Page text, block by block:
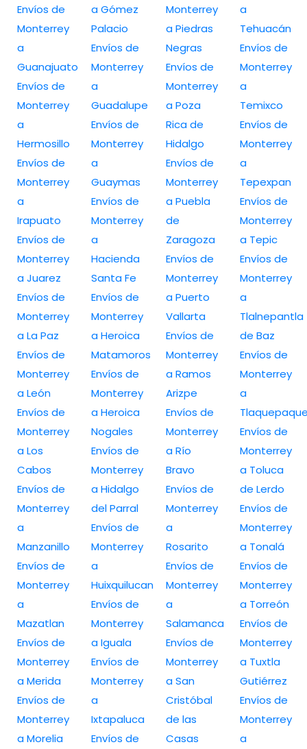
Envíos de
Monterrey
a
Guanajuato
Envíos de
Monterrey
a
Hermosillo
Envíos de
Monterrey
a
Irapuato
Envíos de
Monterrey
a Juarez
Envíos de
Monterrey
a La Paz
Envíos de
Monterrey
a León
Envíos de
Monterrey
a Los
Cabos
Envíos de
Monterrey
a
Manzanillo
Envíos de
Monterrey
a
Mazatlan
Envíos de
Monterrey
a Merida
Envíos de
Monterrey
a Morelia
a Gómez
Palacio
Envíos de
Monterrey
a
Guadalupe
Envíos de
Monterrey
a
Guaymas
Envíos de
Monterrey
a
Hacienda
Santa Fe
Envíos de
Monterrey
a Heroica
Matamoros
Envíos de
Monterrey
a Heroica
Nogales
Envíos de
Monterrey
a Hidalgo
del Parral
Envíos de
Monterrey
a
Huixquilucan
Envíos de
Monterrey
a Iguala
Envíos de
Monterrey
a
Ixtapaluca
Envíos de
Monterrey
a Piedras
Negras
Envíos de
Monterrey
a Poza
Rica de
Hidalgo
Envíos de
Monterrey
a Puebla
de
Zaragoza
Envíos de
Monterrey
a Puerto
Vallarta
Envíos de
Monterrey
a Ramos
Arizpe
Envíos de
Monterrey
a Río
Bravo
Envíos de
Monterrey
a
Rosarito
Envíos de
Monterrey
a
Salamanca
Envíos de
Monterrey
a San
Cristóbal
de las
Casas
a
Tehuacán
Envíos de
Monterrey
a
Temixco
Envíos de
Monterrey
a
Tepexpan
Envíos de
Monterrey
a Tepic
Envíos de
Monterrey
a
Tlalnepantla
de Baz
Envíos de
Monterrey
a
Envíos de
Monterrey
a Toluca
de Lerdo
Envíos de
Monterrey
a Tonalá
Envíos de
Monterrey
a Torreón
Envíos de
Monterrey
a Tuxtla
Gutiérrez
Envíos de
Monterrey
a